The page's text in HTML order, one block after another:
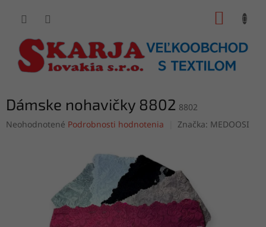
Dámske nohavičky 8802 8802
Priemerné
hviezdičiek.
Neohodnotené Podrobnosti hodnotenia Značka: MEDOOSI